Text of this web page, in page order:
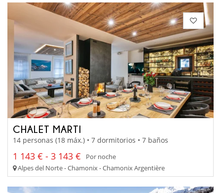
CHALET MARTI
14 personas (18 máx.) • 7 dormitorios • 7 baños
1 143 € - 3 143 €
Por noche
Alpes del Norte - Chamonix - Chamonix Argentière